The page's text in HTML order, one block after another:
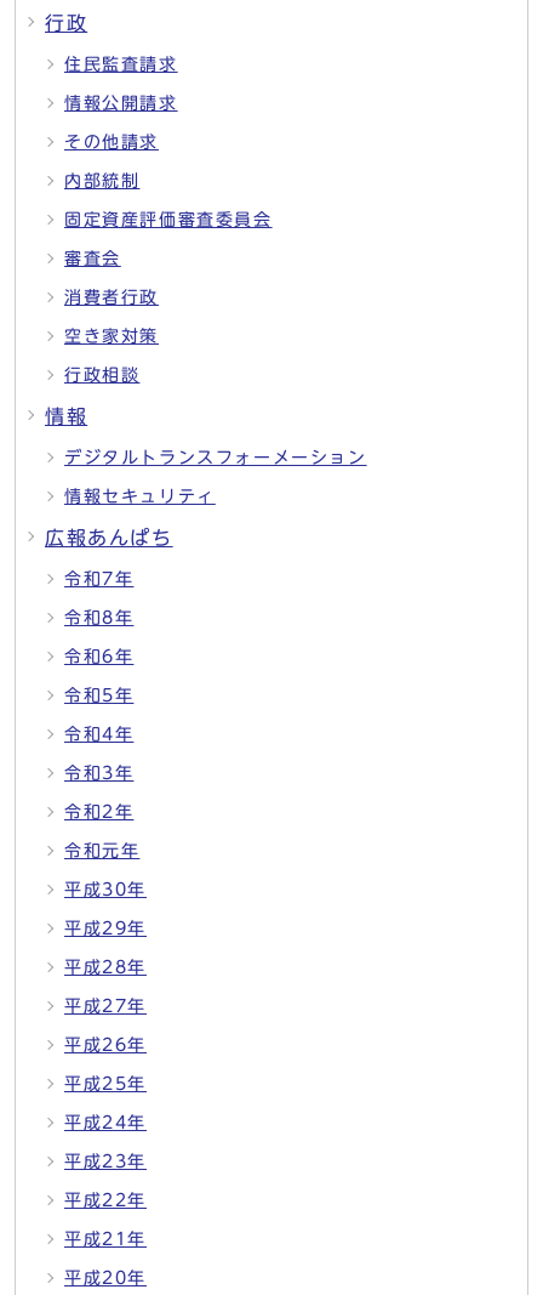
行政
住民監査請求
情報公開請求
その他請求
内部統制
固定資産評価審査委員会
審査会
消費者行政
空き家対策
行政相談
情報
デジタルトランスフォーメーション
情報セキュリティ
広報あんぱち
令和7年
令和8年
令和6年
令和5年
令和4年
令和3年
令和2年
令和元年
平成30年
平成29年
平成28年
平成27年
平成26年
平成25年
平成24年
平成23年
平成22年
平成21年
平成20年